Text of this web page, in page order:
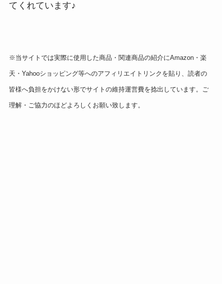
てくれています♪
※当サイトでは実際に使用した商品・関連商品の紹介にAmazon・楽
天・Yahooショッピング等へのアフィリエイトリンクを貼り、読者の
皆様へ負担をかけない形でサイトの維持運営費を捻出しています。ご
理解・ご協力のほどよろしくお願い致します。